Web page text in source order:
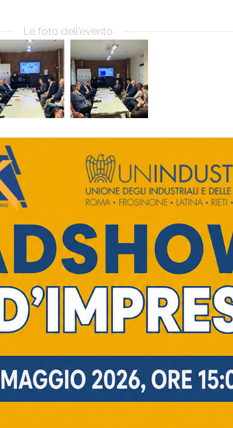
Le foto dell'evento